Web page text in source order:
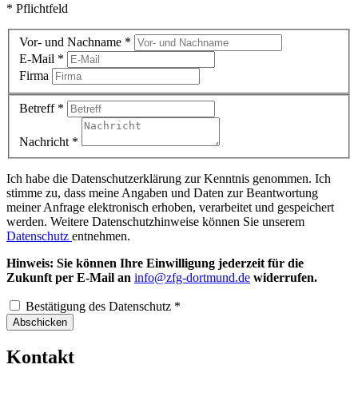
* Pflichtfeld
Vor- und Nachname *
E-Mail *
Firma
Betreff *
Nachricht *
Ich habe die Datenschutzerklärung zur Kenntnis genommen. Ich
stimme zu, dass meine Angaben und Daten zur Beantwortung
meiner Anfrage elektronisch erhoben, verarbeitet und gespeichert
werden. Weitere Datenschutzhinweise können Sie unserem
Datenschutz entnehmen.
Hinweis: Sie können Ihre Einwilligung jederzeit für die
Zukunft per E-Mail an info@zfg-dortmund.de widerrufen.
Bestätigung des Datenschutz *
Abschicken
Kontakt